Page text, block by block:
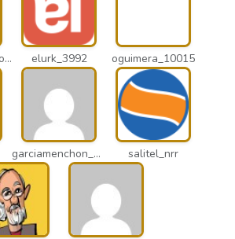
eduardo.guerrero_pto elurk_3992 oguimera_10015
garciamenchon_puz salitel_nrr